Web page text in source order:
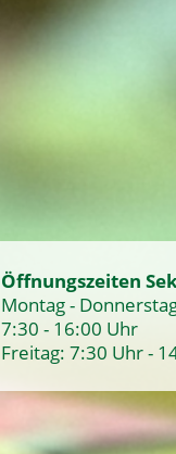
Öffnungszeiten
Montag -
7:30 - 16:00 Uhr
Freitag: 7:30 Uhr -